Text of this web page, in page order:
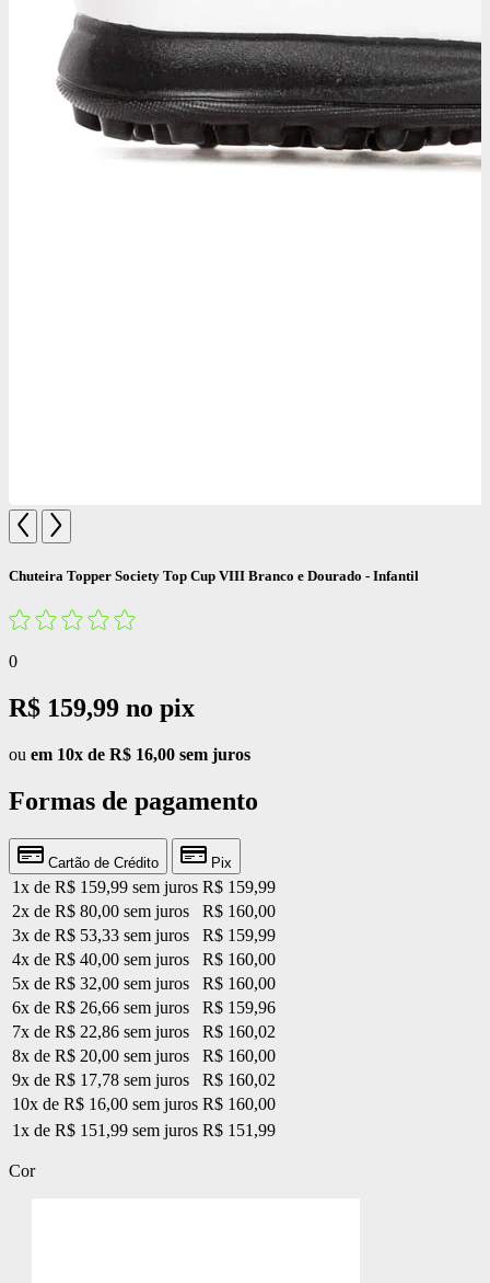
Chuteira Topper Society Top Cup VIII Branco e Dourado - Infantil
0
R$ 159,99 no pix
ou em 10x de R$ 16,00 sem juros
Formas de pagamento
Cartão de Crédito Pix
1x de R$ 159,99 sem juros R$ 159,99
2x de R$ 80,00 sem juros
R$ 160,00
3x de R$ 53,33 sem juros
R$ 159,99
4x de R$ 40,00 sem juros
R$ 160,00
5x de R$ 32,00 sem juros
R$ 160,00
6x de R$ 26,66 sem juros
R$ 159,96
7x de R$ 22,86 sem juros
R$ 160,02
8x de R$ 20,00 sem juros
R$ 160,00
9x de R$ 17,78 sem juros
R$ 160,02
10x de R$ 16,00 sem juros R$ 160,00
1x de R$ 151,99 sem juros R$ 151,99
Cor